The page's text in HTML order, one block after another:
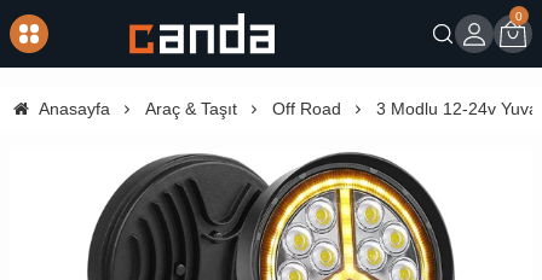
Giriş
0
Anasayfa Araç & Taşıt Off Road 3 Modlu 12-24v